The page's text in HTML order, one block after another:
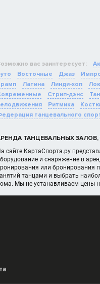
вас заинтересует:
Восточные Джаз
Латина Линди-хоп
Стрип-дэнс
Ритмика
танцевального
ТАНЦЕВАЛЬНЫХ
сайте КартаСпорта.ру
и снаряжение в
или бронирования
танцами и выбрать
Мы не устанавливаем цены